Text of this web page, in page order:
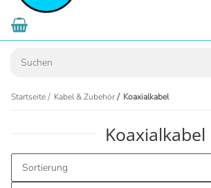
Startseite Kabel & Zubehör Koaxialkabel
Koaxialkabel
Sortierung